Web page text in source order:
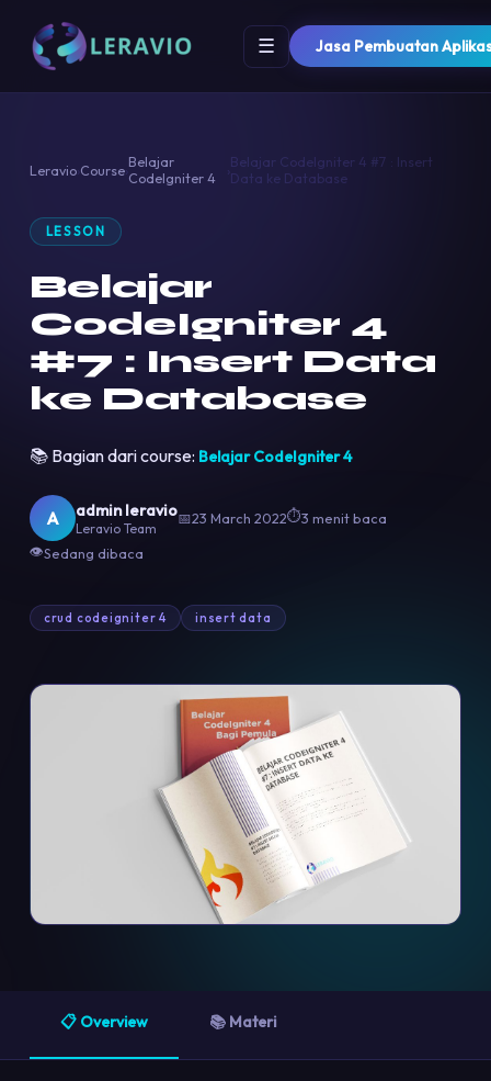
☰ Jasa Pembuatan
Leravio›Course›Belajar
CodeIgniter 4
›Belajar CodeIgniter 4 #7 : Insert
Data ke Database
LESSON
Belajar
CodeIgniter 4
#7 : Insert Data
ke Database
📚 Bagian dari course: Belajar CodeIgniter 4
A admin leravio
Leravio Team
📅23 March 2022⏱3 menit baca
👁Sedang dibaca
crud codeigniter 4 insert data
📋 Overview 📚 Materi